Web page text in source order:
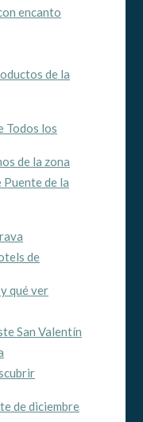
encanto
de la
Todos los
de la zona
de la
de
qué ver
San Valentín
de diciembre